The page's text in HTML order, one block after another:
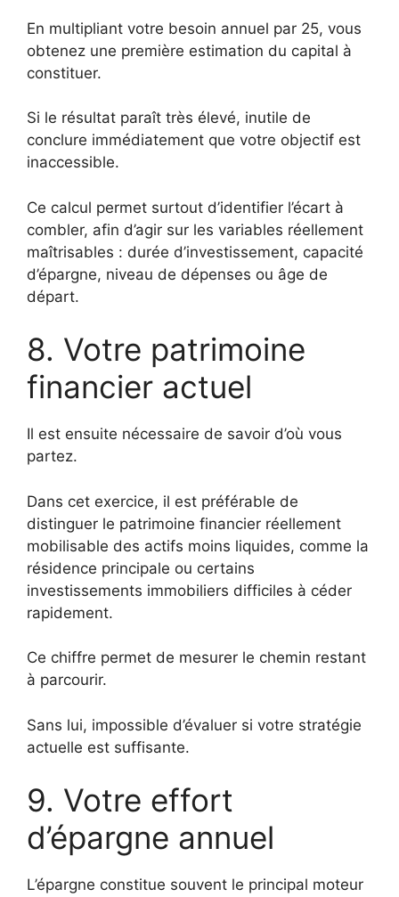
En multipliant votre besoin annuel par 25, vous
obtenez une première estimation du capital à
constituer.
Si le résultat paraît très élevé, inutile de
conclure immédiatement que votre objectif est
inaccessible.
Ce calcul permet surtout d’identifier l’écart à
combler, afin d’agir sur les variables réellement
maîtrisables : durée d’investissement, capacité
d’épargne, niveau de dépenses ou âge de
départ.
8. Votre patrimoine
financier actuel
Il est ensuite nécessaire de savoir d’où vous
partez.
Dans cet exercice, il est préférable de
distinguer le patrimoine financier réellement
mobilisable des actifs moins liquides, comme la
résidence principale ou certains
investissements immobiliers difficiles à céder
rapidement.
Ce chiffre permet de mesurer le chemin restant
à parcourir.
Sans lui, impossible d’évaluer si votre stratégie
actuelle est suffisante.
9. Votre effort
d’épargne annuel
L’épargne constitue souvent le principal moteur